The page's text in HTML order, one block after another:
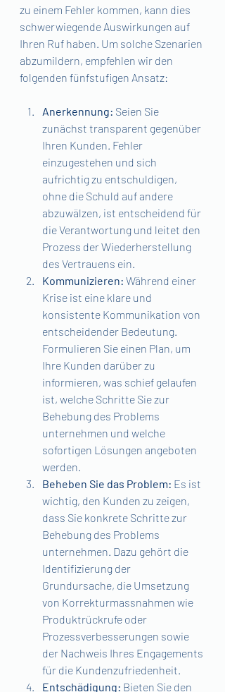
zu einem Fehler kommen, kann dies
schwerwiegende Auswirkungen auf
Ihren Ruf haben. Um solche Szenarien
abzumildern, empfehlen wir den
folgenden fünfstufigen Ansatz:
Anerkennung: Seien Sie
zunächst transparent gegenüber
Ihren Kunden. Fehler
einzugestehen und sich
aufrichtig zu entschuldigen,
ohne die Schuld auf andere
abzuwälzen, ist entscheidend für
die Verantwortung und leitet den
Prozess der Wiederherstellung
des Vertrauens ein.
Kommunizieren: Während einer
Krise ist eine klare und
konsistente Kommunikation von
entscheidender Bedeutung.
Formulieren Sie einen Plan, um
Ihre Kunden darüber zu
informieren, was schief gelaufen
ist, welche Schritte Sie zur
Behebung des Problems
unternehmen und welche
sofortigen Lösungen angeboten
werden.
Beheben Sie das Problem: Es ist
wichtig, den Kunden zu zeigen,
dass Sie konkrete Schritte zur
Behebung des Problems
unternehmen. Dazu gehört die
Identifizierung der
Grundursache, die Umsetzung
von Korrekturmassnahmen wie
Produktrückrufe oder
Prozessverbesserungen sowie
der Nachweis Ihres Engagements
für die Kundenzufriedenheit.
Entschädigung: Bieten Sie den